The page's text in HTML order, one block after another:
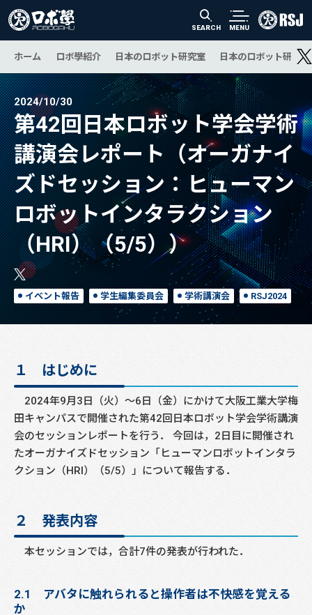
SEARCH MENU
ホーム ロボ學紹介 日本のロボット研究室 日本のロボット研究
2024/10/30
第42回日本ロボット学会学術
講演会レポート（オーガナイ
ズドセッション：ヒューマン
ロボットインタラクション
（HRI）（5/5））
イベント報告 学生編集委員会 学術講演会 RSJ2024
１ はじめに
2024年9月3日（火）～6日（金）にかけて大阪工業大学梅
田キャンパスで開催された第42回日本ロボット学会学術講演
会のセッションレポートを行う． 今回は，2日目に開催され
たオーガナイズドセッション「ヒューマンロボットインタラ
クション（HRI）（5/5）」について報告する．
２ 発表内容
本セッションでは，合計7件の発表が行われた．
2.1 アバタに触れられると操作者は不快感を覚える
か